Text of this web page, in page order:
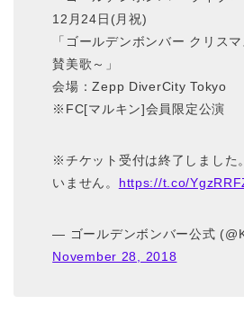
12月24日(月祝)
「ゴールデンボンバー クリス
賛美歌～」
会場：Zepp DiverCity Tokyo
※FC[マルキン]会員限定公演
※チケット受付は終了しました
いません。 https://t.co/
— ゴールデンボンバー公式
November 28, 2018